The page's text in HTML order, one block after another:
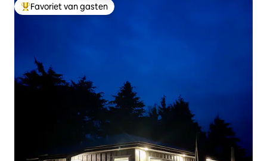
Topfavoriet van gasten
Favoriet van gasten